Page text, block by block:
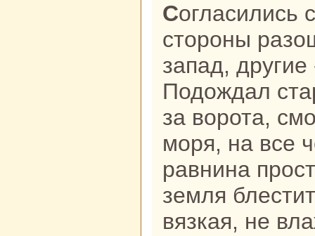
Согласились сыновья, в paзные
стороны
запад, другие
Подождал
за ворота,
моря, нa все
paвнинa
земля
вязкая, не